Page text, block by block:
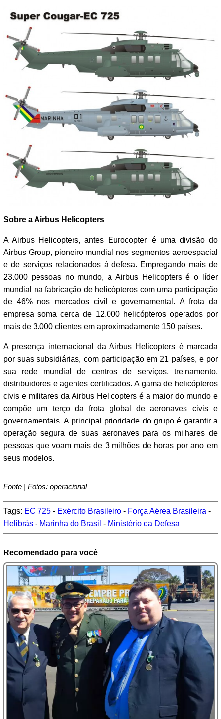
Sobre a Airbus Helicopters
A Airbus Helicopters, antes Eurocopter, é uma divisão do
Airbus Group, pioneiro mundial nos segmentos aeroespacial
e de serviços relacionados à defesa. Empregando mais de
23.000 pessoas no mundo, a Airbus Helicopters é o líder
mundial na fabricação de helicópteros com uma participação
de 46% nos mercados civil e governamental. A frota da
empresa soma cerca de 12.000 helicópteros operados por
mais de 3.000 clientes em aproximadamente 150 países.
A presença internacional da Airbus Helicopters é marcada
por suas subsidiárias, com participação em 21 países, e por
sua rede mundial de centros de serviços, treinamento,
distribuidores e agentes certificados. A gama de helicópteros
civis e militares da Airbus Helicopters é a maior do mundo e
compõe um terço da frota global de aeronaves civis e
governamentais. A principal prioridade do grupo é garantir a
operação segura de suas aeronaves para os milhares de
pessoas que voam mais de 3 milhões de horas por ano em
seus modelos.
Fonte | Fotos: operacional
Tags: EC 725 - Exército Brasileiro - Força Aérea Brasileira -
Helibrás - Marinha do Brasil - Ministério da Defesa
Recomendado para você